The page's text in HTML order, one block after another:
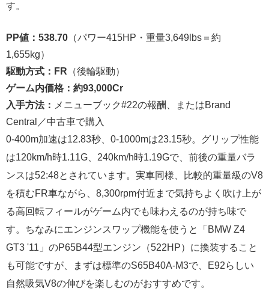
す。
PP値：538.70 （パワー415HP・重量3,649lbs＝約
1,655kg）
駆動方式：FR （後輪駆動）
ゲーム内価格：約93,000Cr
入手方法：
メニューブック#22の報酬、またはBrand
Central／中古車で購入
0-400m加速は12.83秒、0-1000mは23.15秒。グリップ性能
は120km/h時1.11G、240km/h時1.19Gで、前後の重量バラ
ンスは52:48とされています。実車同様、比較的重量級のV8
を積むFR車ながら、8,300rpm付近まで気持ちよく吹け上が
る高回転フィールがゲーム内でも味わえるのが持ち味で
す。ちなみにエンジンスワップ機能を使うと「BMW Z4
GT3 '11」のP65B44型エンジン（522HP）に換装すること
も可能ですが、まずは標準のS65B40A-M3で、E92らしい
自然吸気V8の伸びを楽しむのがおすすめです。